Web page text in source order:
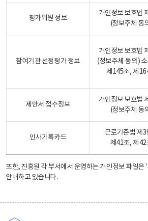
평가위원 정보
개인정보 보호법
(정보주체 동
참여기관 선정평가 정보
개인정보 보호법
(정보주체 동의)
제145조, 제
제안서 접수정보
개인정보 보호법
(정보주체 동
인사기록카드
근로기준법 제
제41조, 제42
또한, 진흥원 각 부서에서 운영하는 개인정보 파일은 '
안내하고 있습니다.